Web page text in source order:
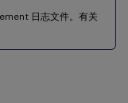
日志文件。有关